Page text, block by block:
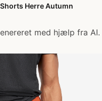
Shorts Herre Autumn
med hjælp fra AI.